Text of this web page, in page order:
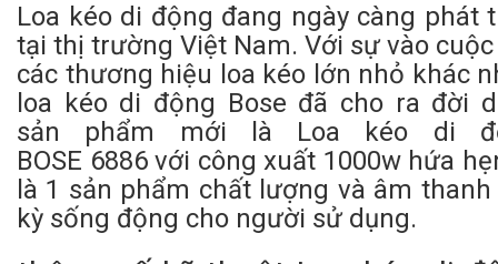
Loa kéo di động đang ngày càng phát
tại thị trường Việt Nam. Với sự vào cuộc
các thương hiệu loa kéo lớn nhỏ khác
loa kéo di động Bose đã cho ra đời
sản phẩm mới là Loa kéo di
BOSE 6886 với công xuất 1000w hứa
là 1 sản phẩm chất lượng và âm
kỳ sống động cho người sử dụng.